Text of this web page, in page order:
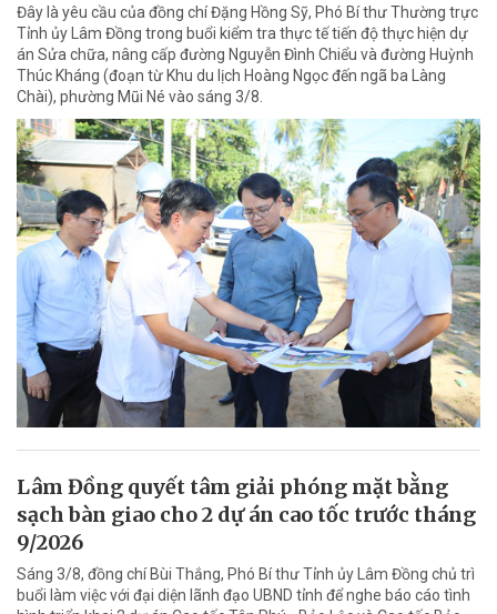
Đây là yêu cầu của đồng chí Đặng Hồng Sỹ, Phó Bí thư Thường trực
Tỉnh ủy Lâm Đồng trong buổi kiểm tra thực tế tiến độ thực hiện dự
án Sửa chữa, nâng cấp đường Nguyễn Đình Chiểu và đường Huỳnh
Thúc Kháng (đoạn từ Khu du lịch Hoàng Ngọc đến ngã ba Làng
Chài), phường Mũi Né vào sáng 3/8.
Lâm Đồng quyết tâm giải phóng mặt bằng
sạch bàn giao cho 2 dự án cao tốc trước tháng
9/2026
Sáng 3/8, đồng chí Bùi Thắng, Phó Bí thư Tỉnh ủy Lâm Đồng chủ trì
buổi làm việc với đại diện lãnh đạo UBND tỉnh để nghe báo cáo tình